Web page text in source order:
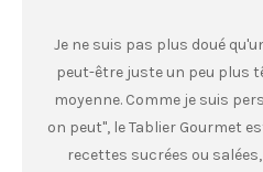
Je ne suis pas plus doué
peut-être juste un peu plus
moyenne. Comme je suis
on peut", le Tablier Gourmet
recettes sucrées ou